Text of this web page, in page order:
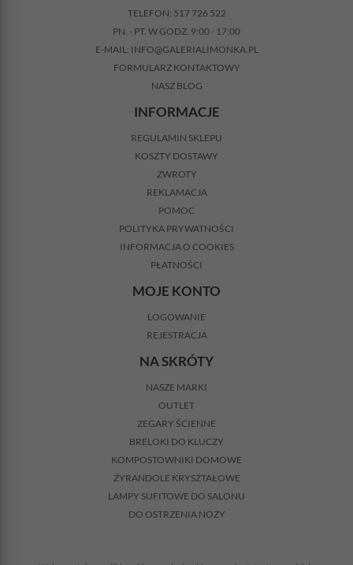
TELEFON: 517 726 522
PN. - PT. W GODZ. 9:00 - 17:00
E-MAIL: INFO@GALERIALIMONKA.PL
FORMULARZ KONTAKTOWY
NASZ BLOG
INFORMACJE
REGULAMIN SKLEPU
KOSZTY DOSTAWY
ZWROTY
REKLAMACJA
POMOC
POLITYKA PRYWATNOŚCI
INFORMACJA O COOKIES
PŁATNOŚCI
MOJE KONTO
LOGOWANIE
REJESTRACJA
NA SKRÓTY
NASZE MARKI
OUTLET
ZEGARY ŚCIENNE
BRELOKI DO KLUCZY
KOMPOSTOWNIKI DOMOWE
ŻYRANDOLE KRYSZTAŁOWE
LAMPY SUFITOWE DO SALONU
DO OSTRZENIA NOŻY